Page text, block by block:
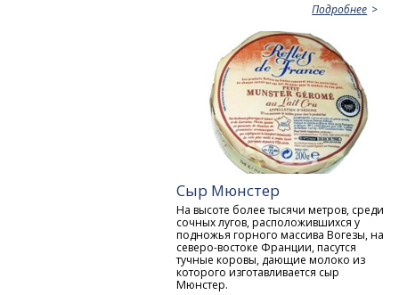
Подробнее
Сыр Мюнстер
На высоте более тысячи метров, среди
сочных лугов, расположившихся у
подножья горного массива Вогезы, на
северо-востоке Франции, пасутся
тучные коровы, дающие молоко из
которого изготавливается сыр
Мюнстер.